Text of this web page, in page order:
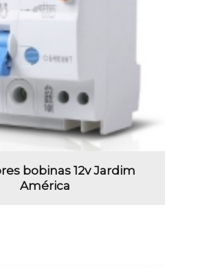
bobinas 12v Jardim
América